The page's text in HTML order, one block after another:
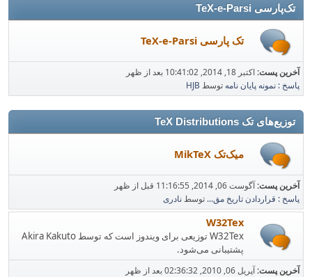
تک‌پارسی TeX-e-Parsi
تک پارسی TeX-e-Parsi
آخرین پست:اکتبر 18, 2014, 10:41:02 بعد از ظهر
پاسخ : نمونه پایان نامه توسط HJB
توزیع‌های تک TeX Distributions
میک‌تک MikTeX
آخرین پست:آگوست 06, 2014, 11:16:55 قبل از ظهر
پاسخ : قراردادن تاریخ مق... توسطنادری
W32Tex
W32Tex توزیعی برای ویندوز است که توسط Akira Kakuto
پشتیبانی می‌شود.
آخرین پست:آپریل 06, 2010, 02:36:32 بعد از ظهر